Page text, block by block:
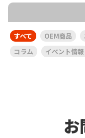
すべて OEM商品
コラム
イベント情報
お